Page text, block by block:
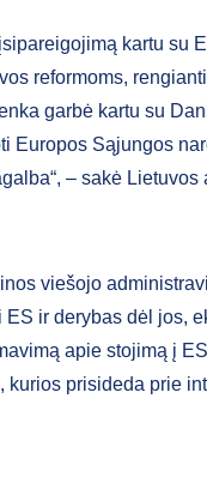
kartu su
reformoms,
garbė kartu su
Europos Sąjungos
– sakė Lietuvos
viešojo
ir derybas dėl jos,
apie stojimą į
kurios prisideda prie